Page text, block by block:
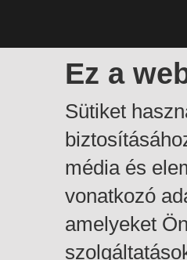
Ez a
Sütiket
média és
vonatkozó
amelyeket